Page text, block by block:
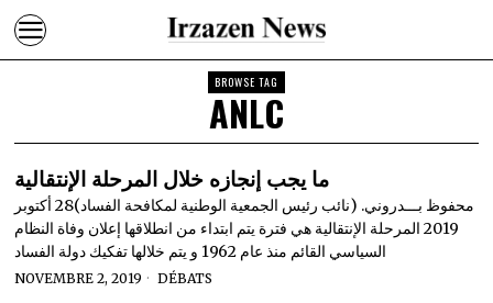
BROWSE TAG
ANLC
ما يجب إنجازه خلال المرحلة الإنتقالية
محفوظ بـــدروني. (نائب رئيس الجمعية الوطنية لمكافحة الفساد)28 أكتوبر
2019 المرحلة الإنتقالية هي فترة يتم ابتداء من انطلاقها إعلان وفاة النظام
السياسي القائم منذ عام 1962 و يتم خلالها تفكيك دولة الفساد
NOVEMBRE 2, 2019 DÉBATS